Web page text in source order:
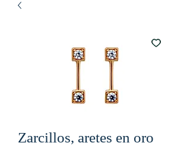
Zarcillos, aretes en oro